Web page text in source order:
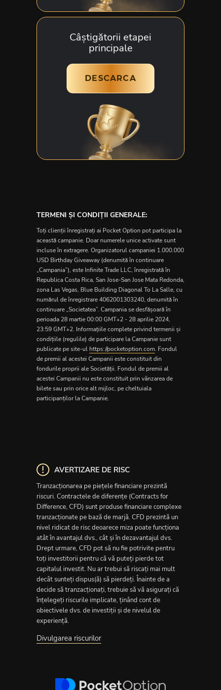
Câștigătorii etapei
principale
DESCARCA
TERMENI ȘI CONDIȚII GENERALE:
Toți clienții înregistrați ai Pocket Option pot participa la
această campanie. Doar numerele unice activate sunt
incluse în extragere. Organizatorul campaniei 1.000.000
USD Birthday Giveaway (denumită în continuare
„Campania”), este Infinite Trade LLC, înregistrată în
Republica Costa Rica, San Jose-San Jose Mata Redonda,
zona Las Vegas, Blue Building Diagonal To La Salle, cu
numărul de înregistrare 4062001303240, denumită în
continuare „Societatea”. Campania se desfășoară în
perioada 28 martie 00:00 GMT+2 - 28 aprilie 2024,
23:59 GMT+2. Informațiile complete privind termenii și
condițiile (regulile) de participare la Campanie sunt
publicate pe site-ul https://pocketoption.com. Fondul
de premii al acestei Campanii este constituit din
fondurile proprii ale Societății. Fondul de premii al
acestei Campanii nu este constituit prin vânzarea de
bilete sau prin orice alt mijloc, pe cheltuiala
participanților la Campanie.
AVERTIZARE DE RISC
Tranzacționarea pe piețele financiare prezintă
riscuri. Contractele de diferențe (Contracts for
Difference, CFD) sunt produse financiare complexe
tranzacționate pe bază de marjă. CFD prezintă un
nivel ridicat de risc deoarece miza poate funcționa
atât în avantajul dvs., cât și în dezavantajul dvs.
Drept urmare, CFD pot să nu fie potrivite pentru
toți investitorii pentru că vă puteți pierde tot
capitalul investit. Nu ar trebui să riscați mai mult
decât sunteți dispus(ă) să pierdeți. Înainte de a
decide să tranzacționați, trebuie să vă asigurați că
înțelegeți riscurile implicate, ținând cont de
obiectivele dvs. de investiții și de nivelul de
experiență.
Divulgarea riscurilor